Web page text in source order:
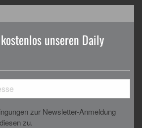
unseren Daily
zur Newsletter-Anmeldung
zu.